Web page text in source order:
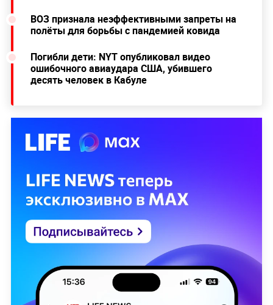
ВОЗ признала неэффективными запреты на
полёты для борьбы с пандемией ковида
Погибли дети: NYT опубликовал видео
ошибочного авиаудара США, убившего
десять человек в Кабуле